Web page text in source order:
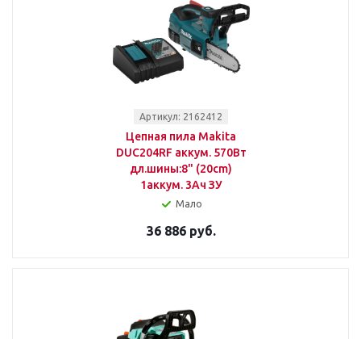
Артикул: 2162412
Цепная пила Makita
DUC204RF аккум. 570Вт
дл.шины:8" (20cm)
1аккум. 3Ач ЗУ
Мало
36 886 руб.